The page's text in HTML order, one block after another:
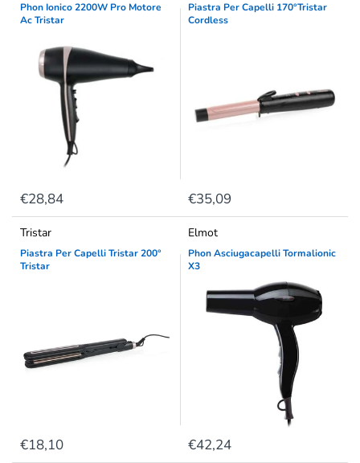
Phon Ionico 2200W Pro Motore
Ac Tristar
€28,84
Piastra Per Capelli 170°Tristar
Cordless
€35,09
Tristar
Piastra Per Capelli Tristar 200°
Tristar
€18,10
Elmot
Phon Asciugacapelli Tormalionic
X3
€42,24